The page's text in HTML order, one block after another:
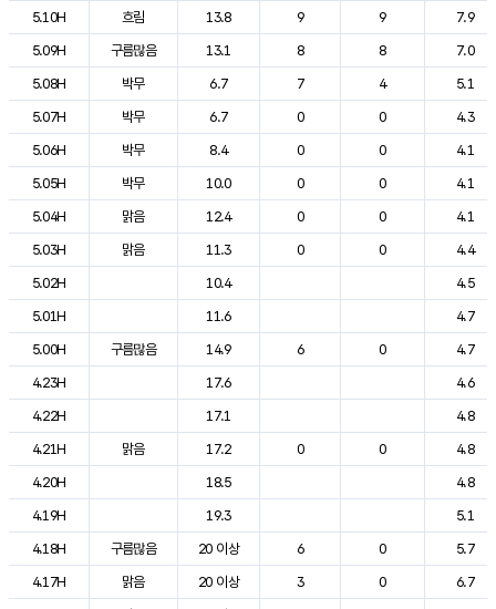
5.10H
흐림 13.8 9 9
7.9
5.09H
구름많음 13.1 8 8
7.0
5.08H
박무 6.7 7 4
5.1
5.07H
박무 6.7 0 0
4.3
5.06H
박무 8.4 0 0
4.1
5.05H
박무 10.0 0 0
4.1
5.04H
맑음 12.4 0 0
4.1
5.03H
맑음 11.3 0 0
4.4
5.02H
10.4
4.5
5.01H
11.6
4.7
5.00H
구름많음 14.9 6 0
4.7
4.23H
17.6
4.6
4.22H
17.1
4.8
4.21H
맑음 17.2 0 0
4.8
4.20H
18.5
4.8
4.19H
19.3
5.1
4.18H
구름많음 20 이상 6 0
5.7
4.17H
맑음 20 이상 3 0
6.7